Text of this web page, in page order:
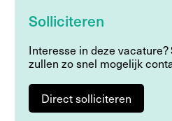
Solliciteren
Interesse in deze
zullen zo snel mogelijk
Direct solliciteren